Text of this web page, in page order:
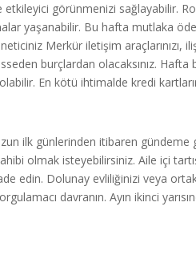
etkileyici görünmenizi sağlayabilir.
yaşanabilir. Bu hafta mutlaka
Merkür iletişim
burçlardan olacaksınız. Hafta
En kötü ihtimalde kredi
ilk günlerinden itibaren
olmak isteyebilirsiniz. Aile içi
edin. Dolunay evliliğinizi veya
davranın. Ayın ikinci